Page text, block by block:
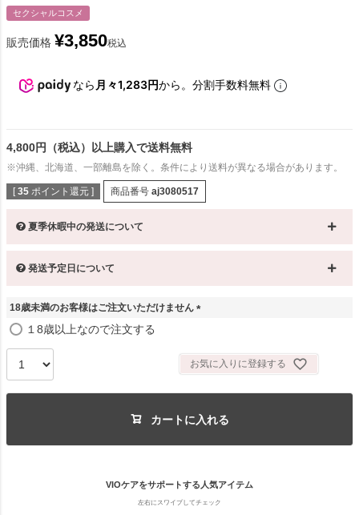
セクシャルコスメ
販売価格 ¥3,850税込
なら 月々1,283円から。分割手数料無料
4,800円（税込）以上購入で送料無料
※沖縄、北海道、一部離島を除く。条件により送料が異なる場合があります。
[ 35 ポイント還元 ] 商品番号 aj3080517
夏季休暇中の発送について
発送予定日について
18歳未満のお客様はご注文いただけません
)
１8歳以上なので注文する
お気に入りに登録する
カートに入れる
VIOケアをサポートする人気アイテム
左右にスワイプしてチェック